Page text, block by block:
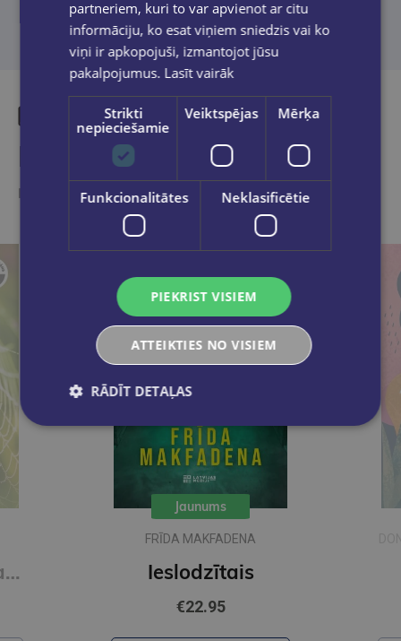
Līdzīgas preces
Ieskaties, varbūt noder
Zīda neceļi. Vakara romāns
Jaunums
FRĪDA MAKFADENA
Ieslodzītais
€22.95
partneriem, kuri to var apvienot ar citu
informāciju, ko esat viņiem sniedzis vai ko
viņi ir apkopojuši, izmantojot jūsu
pakalpojumus. Lasīt vairāk
Strikti
nepieciešamie
Veiktspējas Mērķa
Funkcionalitātes Neklasificētie
PIEKRIST VISIEM
ATTEIKTIES NO VISIEM
RĀDĪT DETAĻAS